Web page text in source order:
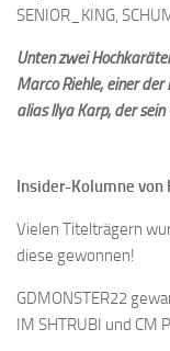
SENIOR_KING,
Unten zwei
Marco Riehle, einer der
alias Ilya Karp, der sein
Insider-Kolumne von
Vielen Titelträgern
diese gewonnen!
GDMONSTER22
IM SHTRUBI und CM